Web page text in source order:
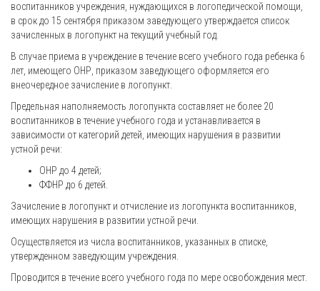
воспитанников учреждения, нуждающихся в логопедической помощи,
в срок до 15 сентября приказом заведующего утверждается список
зачисленных в логопункт на текущий учебный год.
В случае приема в учреждение в течение всего учебного года ребенка 6
лет, имеющего ОНР, приказом заведующего оформляется его
внеочередное зачисление в логопункт.
Предельная наполняемость логопункта составляет не более 20
воспитанников в течение учебного года и устанавливается в
зависимости от категорий детей, имеющих нарушения в развитии
устной речи:
ОНР до 4 детей;
ФФНР до 6 детей.
Зачисление в логопункт и отчисление из логопункта воспитанников,
имеющих нарушения в развитии устной речи.
Осуществляется из числа воспитанников, указанных в списке,
утвержденном заведующим учреждения.
Проводится в течение всего учебного года по мере освобождения мест.